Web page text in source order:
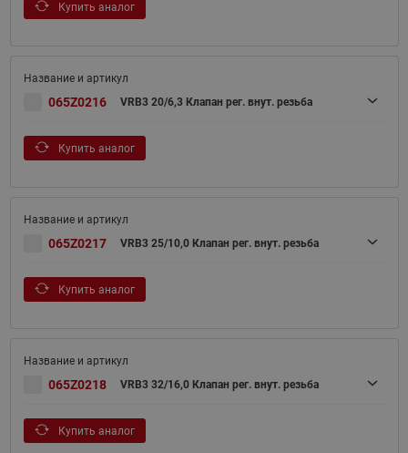
Купить аналог
065Z0216 VRB3 20/6,3 Клапан рег. внут. резьба
Купить аналог
065Z0217 VRB3 25/10,0 Клапан рег. внут. резьба
Купить аналог
065Z0218 VRB3 32/16,0 Клапан рег. внут. резьба
Купить аналог